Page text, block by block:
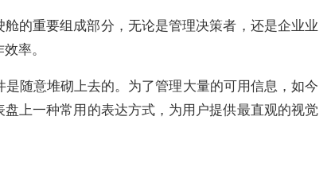
的重要组成部分，无论是管理决策者，还是企业业
率。
随意堆砌上去的。为了管理大量的可用信息，如今
上一种常用的表达方式，为用户提供最直观的视觉